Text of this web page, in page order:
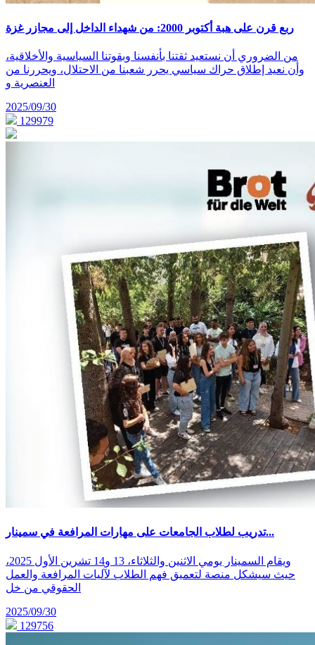
ربع قرن على هبة أكتوبر 2000: من شهداء الداخل إلى مجازر غزة
من الضروري أن نستعيد ثقتنا بأنفسنا وبقوتنا السياسية والأخلاقية،
وأن نعيد إطلاق حراك سياسي يحرر شعبنا من الاحتلال، ويحررنا من
العنصرية و
2025/09/30
129979
تدريب لطلاب الجامعات على مهارات المرافعة في سمينار...
ويقام السمينار يومي الاثنين والثلاثاء، 13 و14 تشرين الأول 2025،
حيث سيشكل منصة لتعميق فهم الطلاب لآليات المرافعة والعمل
الحقوقي من خل
2025/09/30
129756